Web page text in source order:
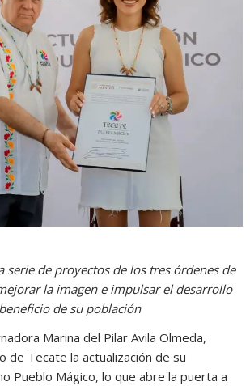
serie de proyectos de los tres órdenes de
la imagen e impulsar el desarrollo
de su población
Marina del Pilar Avila Olmeda,
de Tecate la actualización de su
Pueblo Mágico, lo que abre la puerta a